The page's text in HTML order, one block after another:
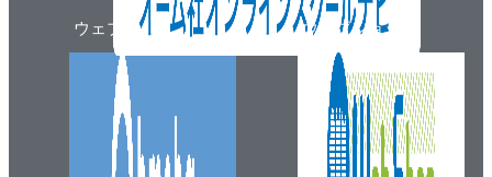
ウェブマガジン ウェブショップ